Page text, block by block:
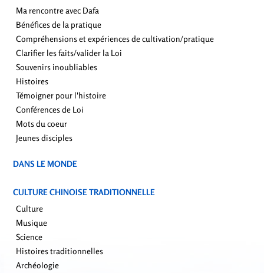
Ma rencontre avec Dafa
Bénéfices de la pratique
Compréhensions et expériences de cultivation/pratique
Clarifier les faits/valider la Loi
Souvenirs inoubliables
Histoires
Témoigner pour l'histoire
Conférences de Loi
Mots du coeur
Jeunes disciples
DANS LE MONDE
CULTURE CHINOISE TRADITIONNELLE
Culture
Musique
Science
Histoires traditionnelles
Archéologie